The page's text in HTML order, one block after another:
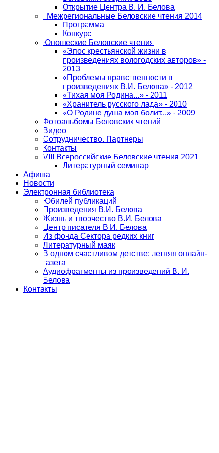
Открытие Центра В. И. Белова
I Межрегиональные Беловские чтения 2014
Программа
Конкурс
Юношеские Беловские чтения
«Эпос крестьянской жизни в
произведениях вологодских авторов» -
2013
«Проблемы нравственности в
произведениях В.И. Белова» - 2012
«Тихая моя Родина...» - 2011
«Хранитель русского лада» - 2010
«О Родине душа моя болит...» - 2009
Фотоальбомы Беловских чтений
Видео
Сотрудничество. Партнеры
Контакты
VIII Всероссийские Беловские чтения 2021
Литературный семинар
Афиша
Новости
Электронная библиотека
Юбилей публикаций
Произведения В.И. Белова
Жизнь и творчество В.И. Белова
Центр писателя В.И. Белова
Из фонда Сектора редких книг
Литературный маяк
В одном счастливом детстве: летняя онлайн-
газета
Аудиофрагменты из произведений В. И.
Белова
Контакты